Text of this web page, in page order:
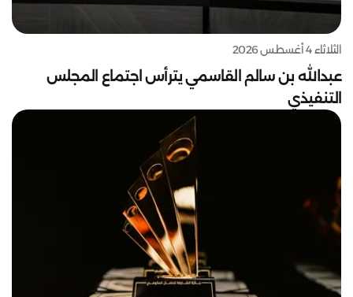
الثلاثاء 4 أغسطس 2026
عبدالله بن سالم القاسمي يترأس اجتماع المجلس
التنفيذي